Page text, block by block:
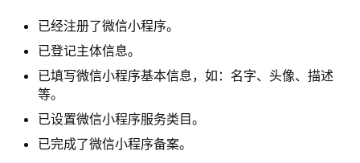
已经注册了微信小程序。
已登记主体信息。
已填写微信小程序基本信息，如：名字、头像、描述
等。
已设置微信小程序服务类目。
已完成了微信小程序备案。